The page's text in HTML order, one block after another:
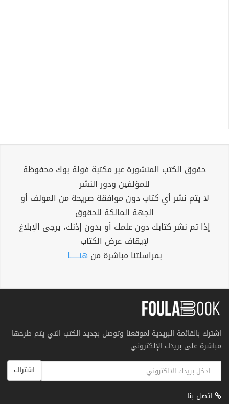
حقوق الكتب المنشورة عبر مكتبة فولة بوك محفوظة
للمؤلفين ودور النشر
لا يتم نشر أي كتاب دون موافقة صريحة من المؤلف أو
الجهة المالكة للحقوق
إذا تم نشر كتابك دون علمك أو بدون إذنك، يرجى الإبلاغ
لإيقاف عرض الكتاب
بمراسلتنا مباشرة من هنــــــا
اشترك بالقائمة البريدية لموقعنا وتوصل بجديد الكتب التي يتم طرحها
مباشرة على بريدك الإلكتروني
اشتراك
اتصل بنا